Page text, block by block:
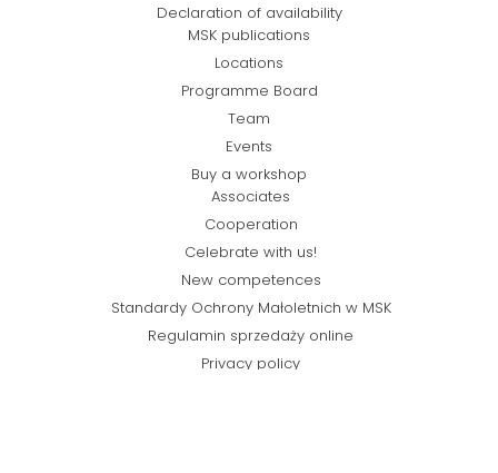
Declaration of availability
MSK publications
Locations
Programme Board
Team
Events
Buy a workshop
Associates
Cooperation
Celebrate with us!
New competences
Standardy Ochrony Małoletnich w MSK
Regulamin sprzedaży online
Privacy policy